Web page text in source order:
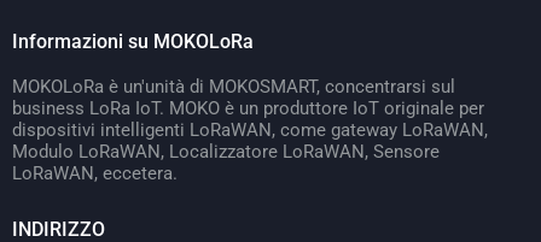
Informazioni su MOKOLoRa
MOKOLoRa è un'unità di MOKOSMART, concentrarsi sul
business LoRa IoT. MOKO è un produttore IoT originale per
dispositivi intelligenti LoRaWAN, come gateway LoRaWAN,
Modulo LoRaWAN, Localizzatore LoRaWAN, Sensore
LoRaWAN, eccetera.
INDIRIZZO